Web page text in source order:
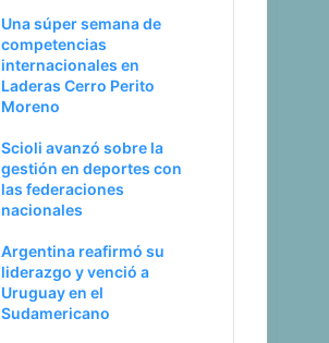
Una súper semana de
competencias
internacionales en
Laderas Cerro Perito
Moreno
Scioli avanzó sobre la
gestión en deportes con
las federaciones
nacionales
Argentina reafirmó su
liderazgo y venció a
Uruguay en el
Sudamericano